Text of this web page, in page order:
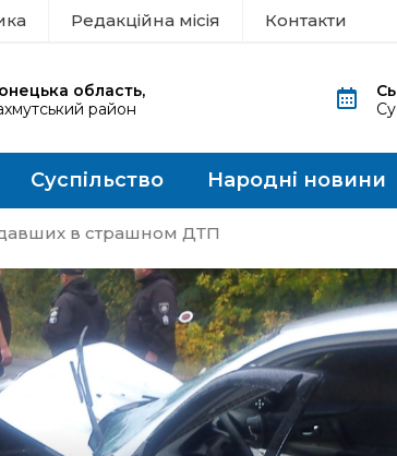
Редакційна місія Контакти
область,
район
Суспільство Народні новини
в страшном ДТП